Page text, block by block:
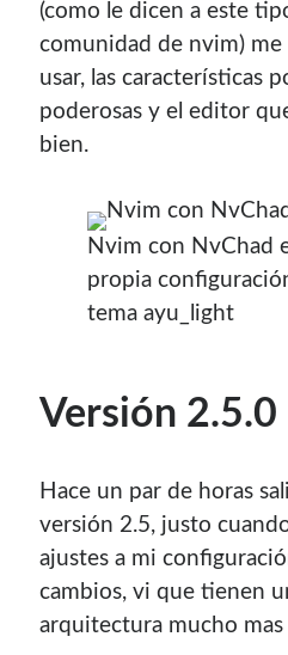
creating content for this site.
Si te gusta este sitio web o mi
pequeña donación. Me
contenido para este sitio.
Descuentos
con el mantenimiento de este
Si deseas vender publicidad
web, te recomiendo usar
monetizar tu página.
(como le dicen a este
comunidad de nvim)
usar, las características
poderosas y el editor
bien.
Nvim con NvChad
propia
tema ayu_light
Versión 2.5.0
Hace un par de horas
versión 2.5, justo
ajustes a mi
cambios, vi que tienen
arquitectura mucho mas